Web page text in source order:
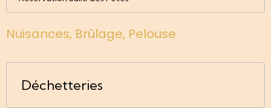
Nuisances, Brûlage, Pelouse
Déchetteries